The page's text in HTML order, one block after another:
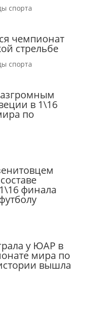
спорта
чемпионат
стрельбе
спорта
в 1\16
по
финала
у ЮАР в
мира по
вышла